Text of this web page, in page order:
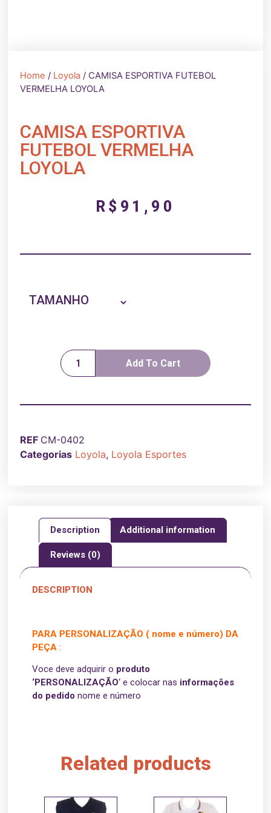
Home / Loyola / CAMISA ESPORTIVA FUTEBOL
VERMELHA LOYOLA
CAMISA ESPORTIVA
FUTEBOL VERMELHA
LOYOLA
R$ 91,90
TAMANHO
Add To Cart
REF CM-0402
Categorias Loyola, Loyola Esportes
Description Additional information
Reviews (0)
DESCRIPTION
PARA PERSONALIZAÇÃO ( nome e número) DA
PEÇA :
Voce deve adquirir o produto
‘PERSONALIZAÇÃO‘ e colocar nas informações
do pedido nome e número
Related products